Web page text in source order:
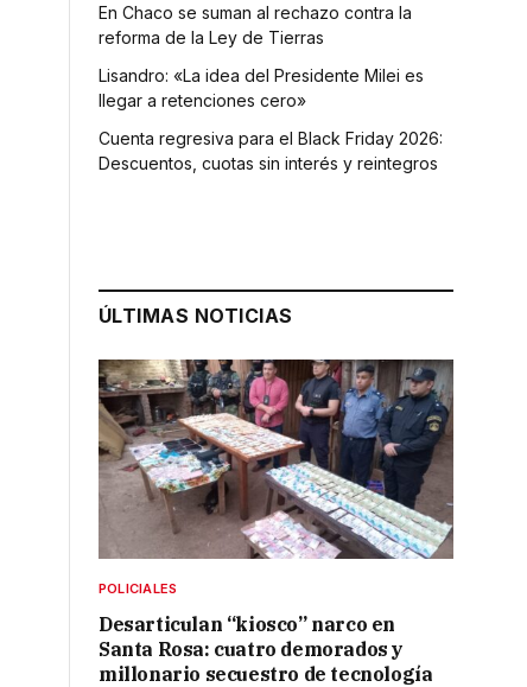
En Chaco se suman al rechazo contra la
reforma de la Ley de Tierras
Lisandro: «La idea del Presidente Milei es
llegar a retenciones cero»
Cuenta regresiva para el Black Friday 2026:
Descuentos, cuotas sin interés y reintegros
ÚLTIMAS NOTICIAS
POLICIALES
Desarticulan “kiosco” narco en
Santa Rosa: cuatro demorados y
millonario secuestro de tecnología